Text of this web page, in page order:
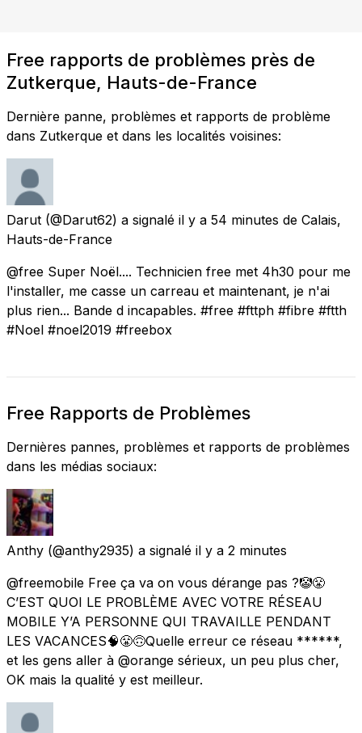
Free rapports de problèmes près de
Zutkerque, Hauts-de-France
Dernière panne, problèmes et rapports de problème
dans Zutkerque et dans les localités voisines:
Darut (@Darut62) a signalé il y a 54 minutes de Calais,
Hauts-de-France
@free Super Noël.... Technicien free met 4h30 pour me
l'installer, me casse un carreau et maintenant, je n'ai
plus rien... Bande d incapables. #free #fttph #fibre #ftth
#Noel #noel2019 #freebox
Free Rapports de Problèmes
Dernières pannes, problèmes et rapports de problèmes
dans les médias sociaux:
Anthy (@anthy2935) a signalé il y a 2 minutes
@freemobile Free ça va on vous dérange pas ?🤡😤
C’EST QUOI LE PROBLÈME AVEC VOTRE RÉSEAU
MOBILE Y’A PERSONNE QUI TRAVAILLE PENDANT
LES VACANCES🧠😤🙃Quelle erreur ce réseau ******,
et les gens aller à @orange sérieux, un peu plus cher,
OK mais la qualité y est meilleur.